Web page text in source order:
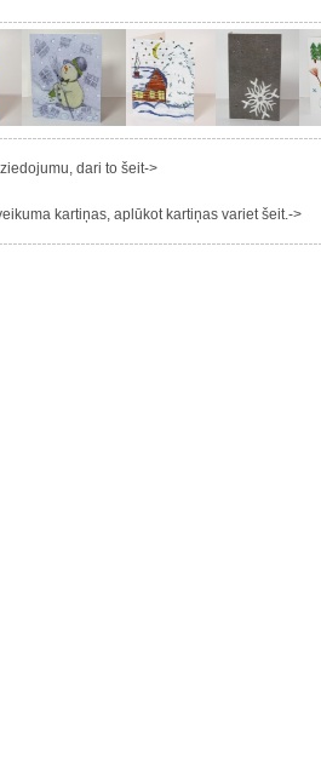
dari to šeit->
kartiņas, aplūkot kartiņas variet šeit.->